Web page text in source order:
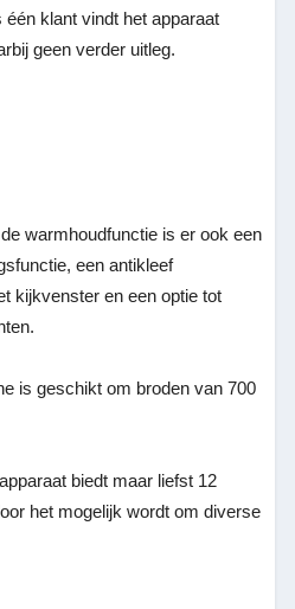
klant vindt het apparaat
geen verder uitleg.
warmhoudfunctie is er ook een
een antikleef
kijkvenster en een optie tot
is geschikt om broden van 700
biedt maar liefst 12
het mogelijk wordt om diverse